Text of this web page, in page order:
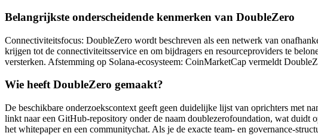
Belangrijkste onderscheidende kenmerken van DoubleZero
Connectiviteitsfocus: DoubleZero wordt beschreven als een netwerk van
krijgen tot de connectiviteitsservice en om bijdragers en resourceproviders te
versterken. Afstemming op Solana-ecosysteem: CoinMarketCap vermeldt
Wie heeft DoubleZero gemaakt?
De beschikbare onderzoekscontext geeft geen duidelijke lijst van oprichters met
linkt naar een GitHub-repository onder de naam doublezerofoundation, wat
het whitepaper en een communitychat. Als je de exacte team- en governance-